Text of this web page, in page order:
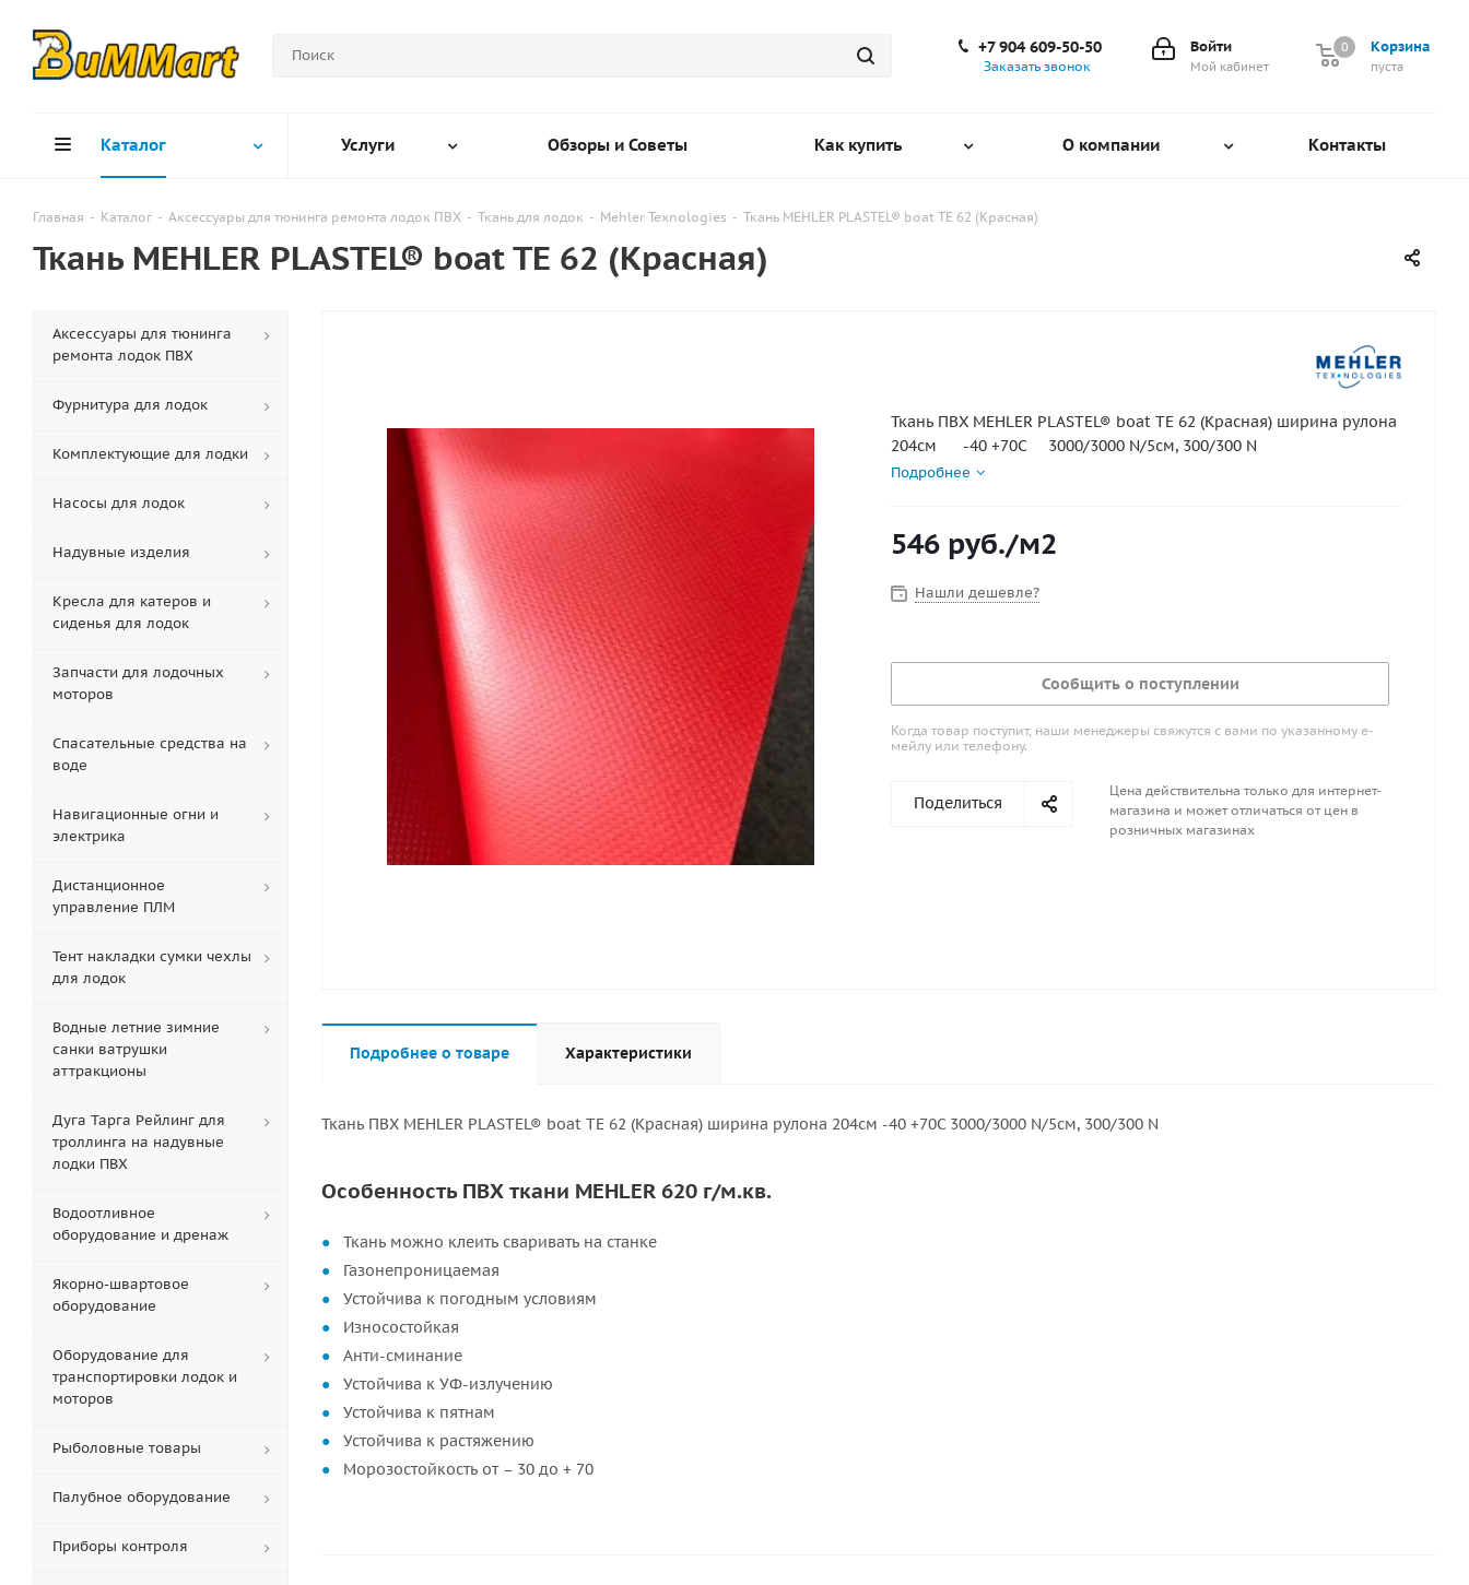
Корзина
0
пуста
0
Войти
Мой кабинет
+7 904 609-50-50
Заказать звонок
Каталог Услуги Обзоры и Советы Как купить О компании Контакты
Главная - Каталог - Аксессуары для тюнинга ремонта лодок ПВХ - Ткань для лодок - Mehler Texnologies - Ткань MEHLER PLASTEL® boat TE 62 (Красная)
Ткань MEHLER PLASTEL® boat TE 62 (Красная)
Ткань ПВХ MEHLER PLASTEL® boat TE 62 (Красная) ширина рулона
204см -40 +70С 3000/3000 N/5см, 300/300 N
Подробнее
546 руб./м2
Нашли дешевле?
Сообщить о поступлении
Когда товар поступит, наши менеджеры свяжутся с вами по указанному е-
мейлу или телефону.
Поделиться
Цена действительна только для интернет-
магазина и может отличаться от цен в
розничных магазинах
Подробнее о товаре Характеристики
Ткань ПВХ MEHLER PLASTEL® boat TE 62 (Красная) ширина рулона 204см -40 +70С 3000/3000 N/5см, 300/300 N
Особенность ПВХ ткани MEHLER 620 г/м.кв.
Ткань можно клеить сваривать на станке
Газонепроницаемая
Устойчива к погодным условиям
Износостойкая
Анти-сминание
Устойчива к УФ-излучению
Устойчива к пятнам
Устойчива к растяжению
Морозостойкость от – 30 до + 70
Аксессуары для тюнинга
ремонта лодок ПВХ
Фурнитура для лодок
Комплектующие для лодки
Насосы для лодок
Надувные изделия
Кресла для катеров и
сиденья для лодок
Запчасти для лодочных
моторов
Спасательные средства на
воде
Навигационные огни и
электрика
Дистанционное
управление ПЛМ
Тент накладки сумки чехлы
для лодок
Водные летние зимние
санки ватрушки
аттракционы
Дуга Тарга Рейлинг для
троллинга на надувные
лодки ПВХ
Водоотливное
оборудование и дренаж
Якорно-швартовое
оборудование
Оборудование для
транспортировки лодок и
моторов
Рыболовные товары
Палубное оборудование
Приборы контроля